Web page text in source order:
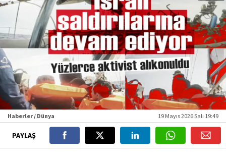
Haberler / Dünya 19 Mayıs 2026 Salı 19:49
PAYLAŞ